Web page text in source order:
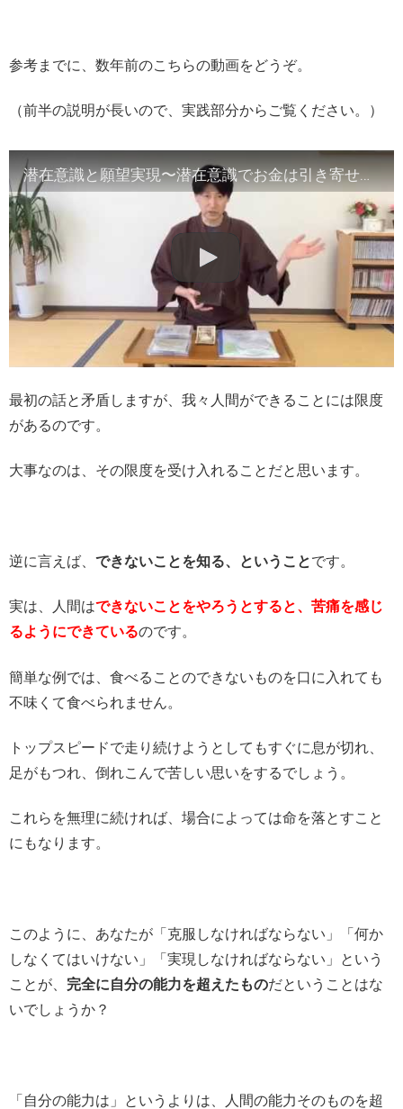
参考までに、数年前のこちらの動画をどうぞ。
（前半の説明が長いので、実践部分からご覧ください。）
潜在意識と願望実現〜潜在意識でお金は引き寄せられるのか？
最初の話と矛盾しますが、我々人間ができることには限度
があるのです。
大事なのは、その限度を受け入れることだと思います。
逆に言えば、 できないことを知る、ということです。
実は、人間はできないことをやろうとすると、苦痛を感じ
るようにできているのです。
簡単な例では、食べることのできないものを口に入れても
不味くて食べられません。
トップスピードで走り続けようとしてもすぐに息が切れ、
足がもつれ、倒れこんで苦しい思いをするでしょう。
これらを無理に続ければ、場合によっては命を落とすこと
にもなります。
このように、あなたが「克服しなければならない」「何か
しなくてはいけない」「実現しなければならない」という
ことが、 完全に自分の能力を超えたものだということはな
いでしょうか？
「自分の能力は」というよりは、人間の能力そのものを超